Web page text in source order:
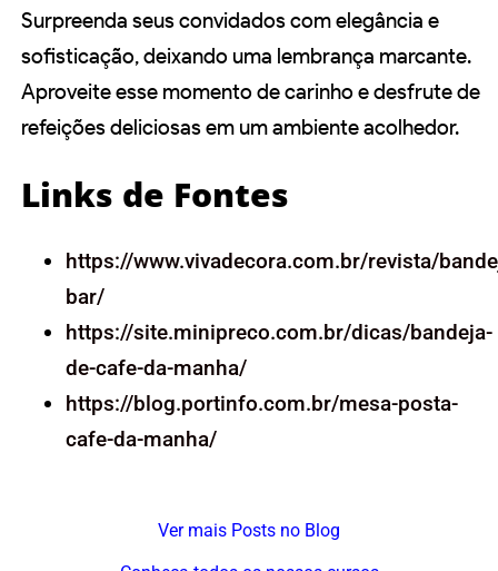
Surpreenda seus convidados com elegância e
sofisticação, deixando uma lembrança marcante.
Aproveite esse momento de carinho e desfrute de
refeições deliciosas em um ambiente acolhedor.
Links de Fontes
https://www.vivadecora.com.br/revista/
bar/
https://site.minipreco.com.br/dicas/bandeja-
de-cafe-da-manha/
https://blog.portinfo.com.br/mesa-posta-
cafe-da-manha/
Ver mais Posts no Blog